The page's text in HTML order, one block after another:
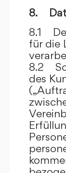
8.
8.1
für die
8.2
des